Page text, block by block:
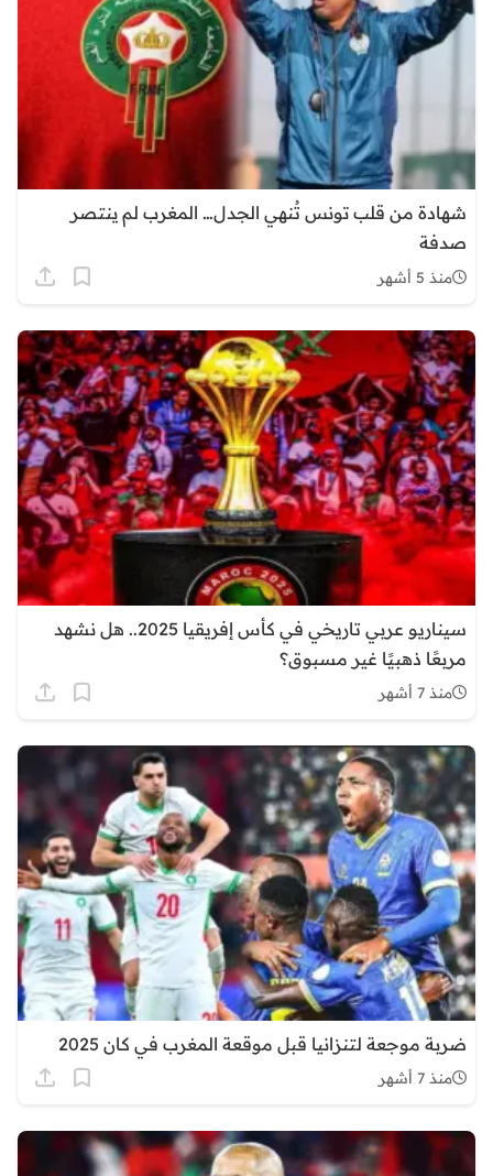
شهادة من قلب تونس تُنهي الجدل… المغرب لم ينتصر
صدفة
منذ 5 أشهر
سيناريو عربي تاريخي في كأس إفريقيا 2025.. هل نشهد
مربعًا ذهبيًا غير مسبوق؟
منذ 7 أشهر
ضربة موجعة لتنزانيا قبل موقعة المغرب في كان 2025
منذ 7 أشهر